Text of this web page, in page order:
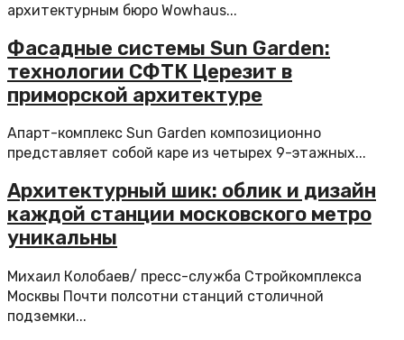
архитектурным бюро Wowhaus...
Фасадные системы Sun Garden:
технологии СФТК Церезит в
приморской архитектуре
Апарт-комплекс Sun Garden композиционно
представляет собой каре из четырех 9-этажных...
Архитектурный шик: облик и дизайн
каждой станции московского метро
уникальны
Михаил Колобаев/ пресс-служба Стройкомплекса
Москвы Почти полсотни станций столичной
подземки...